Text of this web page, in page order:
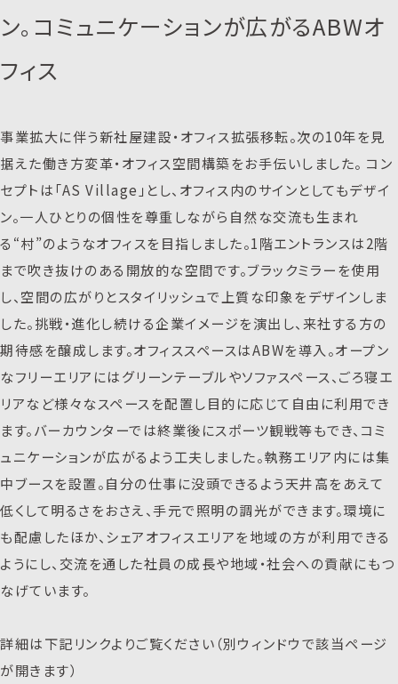
ン。コミュニケーションが広がるABWオ
フィス
事業拡大に伴う新社屋建設・オフィス拡張移転。次の10年を見
据えた働き方変革・オフィス空間構築をお手伝いしました。 コン
セプトは「AS Village」とし、オフィス内のサインとしてもデザイ
ン。一人ひとりの個性を尊重しながら自然な交流も生まれ
る“村”のようなオフィスを目指しました。1階エントランスは2階
まで吹き抜けのある開放的な空間です。ブラックミラーを使用
し、空間の広がりとスタイリッシュで上質な印象をデザインしま
した。挑戦・進化し続ける企業イメージを演出し、来社する方の
期待感を醸成します。オフィススペースはABWを導入。オープン
なフリーエリアにはグリーンテーブルやソファスペース、ごろ寝エ
リアなど様々なスペースを配置し目的に応じて自由に利用でき
ます。バーカウンターでは終業後にスポーツ観戦等もでき、コミ
ュニケーションが広がるよう工夫しました。執務エリア内には集
中ブースを設置。自分の仕事に没頭できるよう天井高をあえて
低くして明るさをおさえ、手元で照明の調光ができます。環境に
も配慮したほか、シェアオフィスエリアを地域の方が利用できる
ようにし、交流を通した社員の成長や地域・社会への貢献にもつ
なげています。
詳細は下記リンクよりご覧ください（別ウィンドウで該当ページ
が開きます）